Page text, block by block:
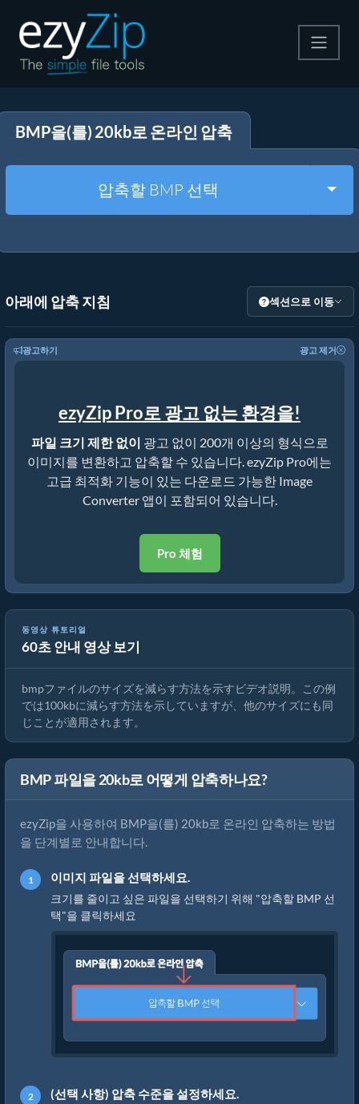
압축 해제
기타 도구
BMP을(를) 20kb로 온라인 압축
압축할 BMP 선택
아래에 압축 지침 섹션으로 이동
광고하기 광고 제거
ezyZip Pro로 광고 없는 환경을!
파일 크기 제한 없이 광고 없이 200개 이상의 형식으로
이미지를 변환하고 압축할 수 있습니다. ezyZip Pro에는
고급 최적화 기능이 있는 다운로드 가능한 Image
Converter 앱이 포함되어 있습니다.
Pro 체험
동영상 튜토리얼
60초 안내 영상 보기
オンラインで画像のサイズを縮小する方法
bmpファイルのサイズを減らす方法を示すビデオ説明。この例
では100kbに減らす方法を示していますが、他のサイズにも同
じことが適用されます。
BMP 파일을 20kb로 어떻게 압축하나요?
ezyZip을 사용하여 BMP을(를) 20kb로 온라인 압축하는 방법
을 단계별로 안내합니다.
이미지 파일을 선택하세요.
크기를 줄이고 싶은 파일을 선택하기 위해 "압축할 BMP 선
택"을 클릭하세요
(선택 사항) 압축 수준을 설정하세요.